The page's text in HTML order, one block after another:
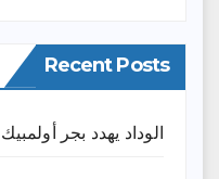
Recent Posts
الوداد يهدد بجر